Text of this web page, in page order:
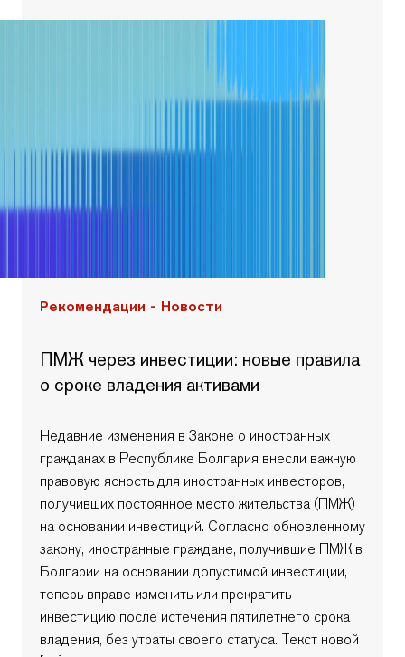
Рекомендации - Новости
ПМЖ через инвестиции: новые правила
о сроке владения активами
Недавние изменения в Законе о иностранных
гражданах в Республике Болгария внесли важную
правовую ясность для иностранных инвесторов,
получивших постоянное место жительства (ПМЖ)
на основании инвестиций. Согласно обновленному
закону, иностранные граждане, получившие ПМЖ в
Болгарии на основании допустимой инвестиции,
теперь вправе изменить или прекратить
инвестицию после истечения пятилетнего срока
владения, без утраты своего статуса. Текст новой